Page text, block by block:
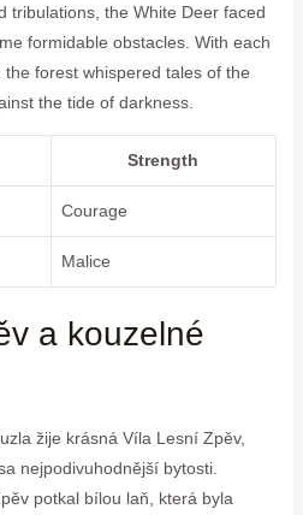
tribulations,​ the⁢ White Deer faced
formidable obstacles. With each
forest whispered tales of the
the tide of darkness.
Strength
Courage
Malice
a kouzelné
žije krásná Víla Lesní Zpěv,
⁣nejpodivuhodnější bytosti.
potkal bílou​ laň, která byla